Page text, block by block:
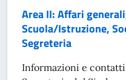
Area II: Affari
Scuola/Istruzione,
Segreteria
Informazioni e